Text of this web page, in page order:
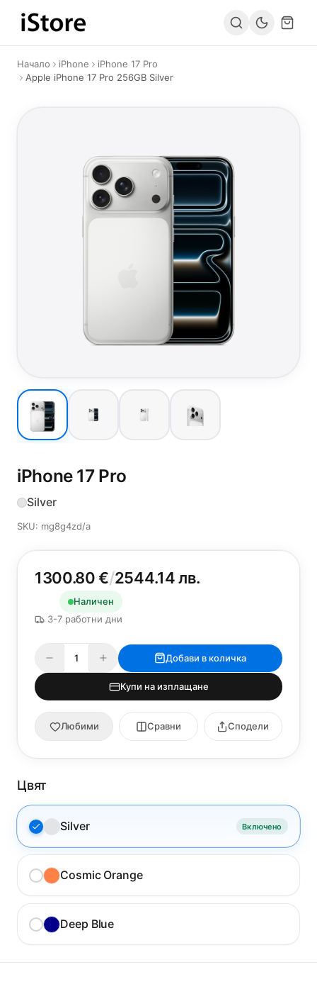
Към съдържанието
Начало iPhone
iPhone 17 Pro
Apple iPhone 17 Pro 256GB Silver
iPhone 17 Pro
Silver
SKU: mg8g4zd/a
1300.80 €/2544.14 лв.
Наличен
3-7 работни дни
Добави в количка
Купи на изплащане
Любими Сравни Сподели
Цвят
Silver Включено
Cosmic Orange
Deep Blue